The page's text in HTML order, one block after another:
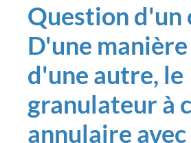
Question d'un
D'une
d'une autre, le
granulateur à
annulaire avec